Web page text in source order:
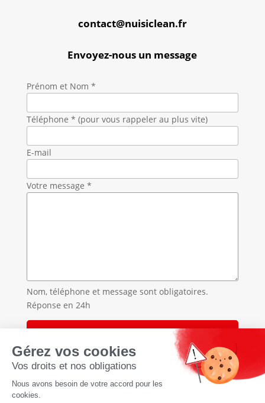
contact@nuisiclean.fr
Envoyez-nous un message
Prénom et Nom *
Téléphone * (pour vous rappeler au plus vite)
E-mail
Votre message *
Nom, téléphone et message sont obligatoires.
Réponse en 24h
»
Traitement des punaises de lit en Haute-Savoie
»Traitement des punaises de lit à Annemasse